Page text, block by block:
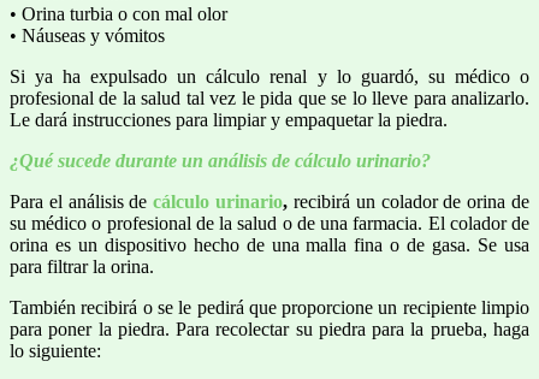
• Orina turbia o con mal olor
• Náuseas y vómitos
Si ya ha expulsado un cálculo renal y lo guardó, su médico o
profesional de la salud tal vez le pida que se lo lleve para analizarlo.
Le dará instrucciones para limpiar y empaquetar la piedra.
¿Qué sucede durante un análisis de cálculo urinario?
Para el análisis decálculo urinario, recibirá un colador de orina de
su médico o profesional de la salud o de una farmacia. El colador de
orina es un dispositivo hecho de una malla fina o de gasa. Se usa
para filtrar la orina.
También recibirá o se le pedirá que proporcione un recipiente limpio
para poner la piedra. Para recolectar su piedra para la prueba, haga
lo siguiente: